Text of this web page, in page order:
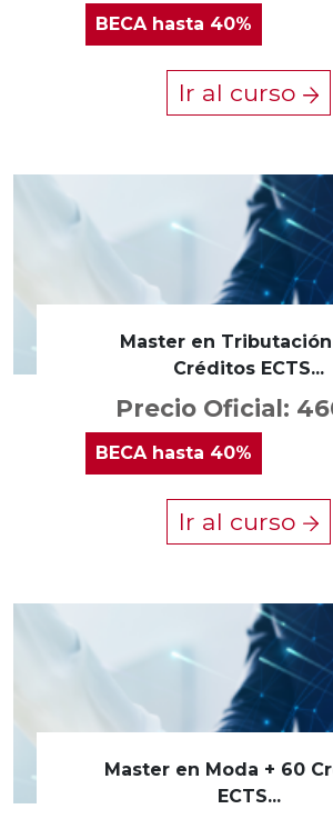
BECAhasta 40%
Ir al curso
Master en
Créditos ECTS...
Precio Oficial:
BECA hasta 40%
Ir al curso
Master en Moda + 60
ECTS...